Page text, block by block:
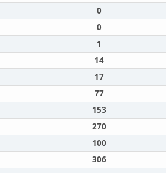
0
0
1
14
17
77
153
270
100
306